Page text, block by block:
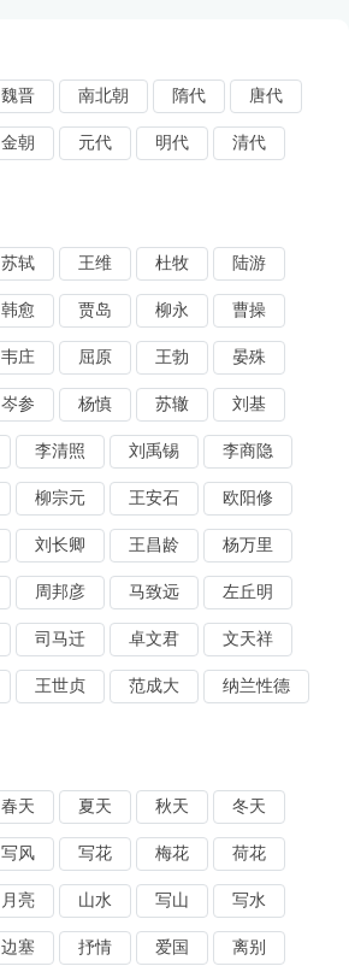
魏晋 南北朝 隋代 唐代
金朝 元代 明代 清代
苏轼 王维 杜牧 陆游
韩愈 贾岛 柳永 曹操
韦庄 屈原 王勃 晏殊
岑参 杨慎 苏辙 刘基
李清照 刘禹锡 李商隐
柳宗元 王安石 欧阳修
刘长卿 王昌龄 杨万里
周邦彦 马致远 左丘明
司马迁 卓文君 文天祥
王世贞 范成大 纳兰性德
春天 夏天 秋天 冬天
写风 写花 梅花 荷花
月亮 山水 写山 写水
边塞 抒情 爱国 离别